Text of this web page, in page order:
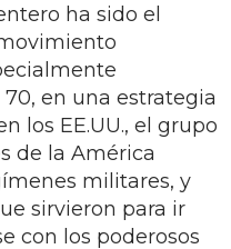
ha sido el
en una estrategia
los EE.UU., el grupo
de la América
militares, y
sirvieron para ir
con los poderosos